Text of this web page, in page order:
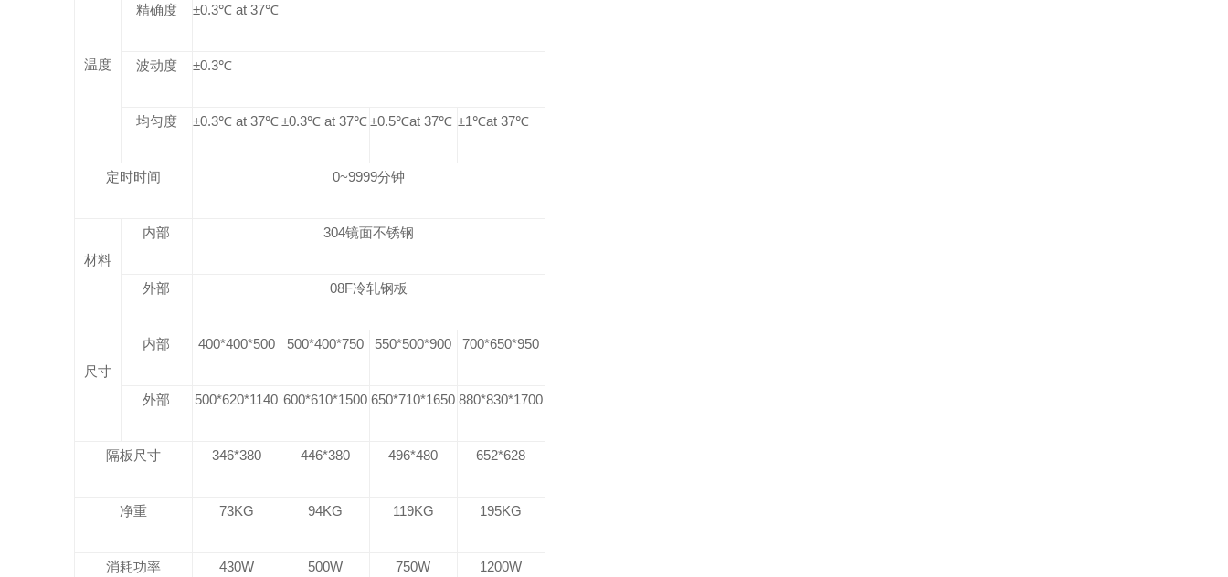
温度
精确度 ±0.3℃ at 37℃
波动度 ±0.3℃
均匀度 ±0.3℃ at 37℃±0.3℃ at 37℃±0.5℃at 37℃ ±1℃at 37℃
定时时间 0~9999分钟
材料
内部 304镜面不锈钢
外部 08F冷轧钢板
尺寸
内部 400*400*500 500*400*750 550*500*900 700*650*950
外部 500*620*1140 600*610*1500 650*710*1650 880*830*1700
隔板尺寸 346*380 446*380 496*480 652*628
净重 73KG 94KG 119KG 195KG
消耗功率 430W 500W 750W 1200W